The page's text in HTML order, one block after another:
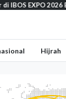
2026 Bekasi
Hijrah